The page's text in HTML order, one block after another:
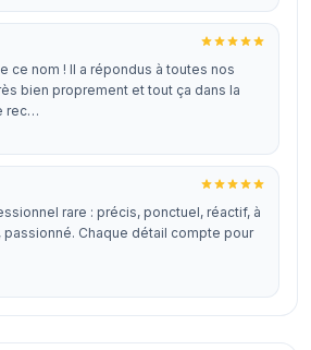
ce nom ! Il a répondus à toutes nos
bien proprement et tout ça dans la
rec…
rare : précis, ponctuel, réactif, à
Chaque détail compte pour